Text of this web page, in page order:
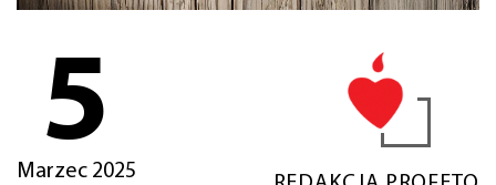
5
Marzec 2025